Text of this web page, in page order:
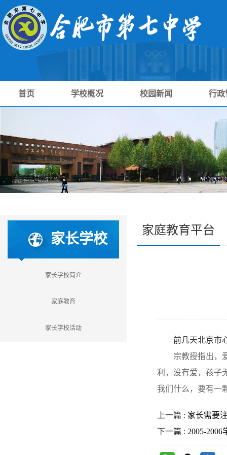
首页 学校概况 校园新闻 行政
家长学校
家长学校简介
家庭教育
家长学校活动
家庭教育平台
前几天北京市心
宗教授指出，爱
利，没有爱，孩子
我们什么，要有一
上一篇 : 家长需要
下一篇 : 2005-